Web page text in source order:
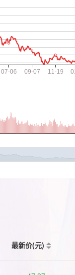
最新价(元)